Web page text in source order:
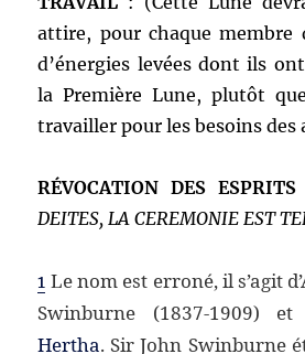
attire, pour chaque membre
d’énergies levées dont ils
la Première Lune, plutôt
travailler pour les besoins des
RÉVOCATION DES
DEITES, LA CEREMONIE EST
1 Le nom est erroné, il s’agit
Swinburne (1837-1909) et
Hertha. Sir John Swinburne